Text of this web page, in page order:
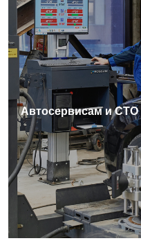
Автосервисам и СТО